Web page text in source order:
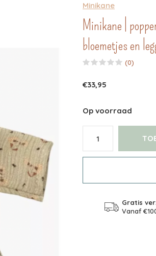
Minikane
Minikane |
bloemetjes en
(0)
€33,95
Op voorraad
Gratis
Vanaf